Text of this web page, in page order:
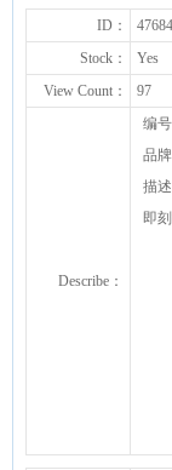
ID：
Stock：
Yes
View Count：
97
Describe：
编
品
描
即